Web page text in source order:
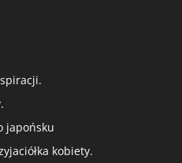
japońsku
kobiety.